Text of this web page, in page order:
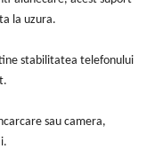
la uzura.
stabilitatea telefonului
sau camera,